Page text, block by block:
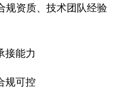
规资质、技术团队经验
接能力
规可控